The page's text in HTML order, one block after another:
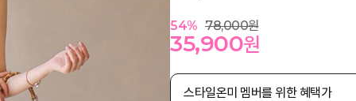
54% 78,000원
35,900원
스타일온미 멤버를 위한 혜택가